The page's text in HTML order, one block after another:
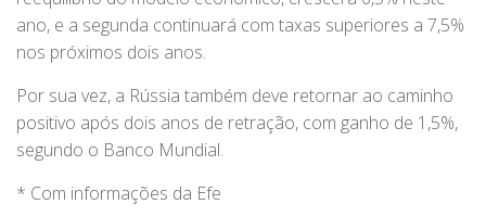
ano, e a segunda continuará com taxas superiores a 7,5%
nos próximos dois anos.
Por sua vez, a Rússia também deve retornar ao caminho
positivo após dois anos de retração, com ganho de 1,5%,
segundo o Banco Mundial.
* Com informações da Efe